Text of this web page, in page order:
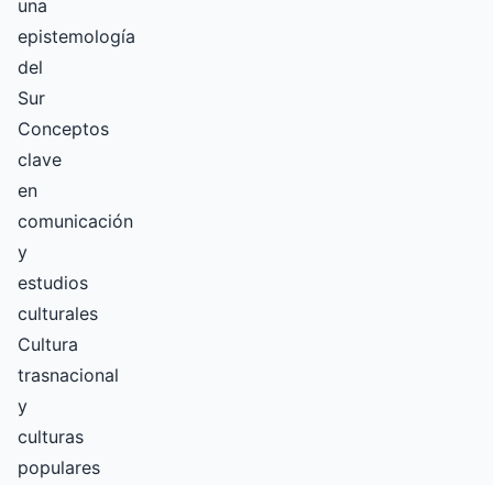
una
epistemología
del
Sur
Conceptos
clave
en
comunicación
y
estudios
culturales
Cultura
trasnacional
y
culturas
populares